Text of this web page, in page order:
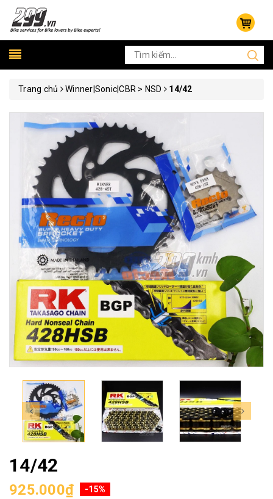
Trang chủ Winner|Sonic|CBR > NSD 14/42
14/42
925.000₫ -15%